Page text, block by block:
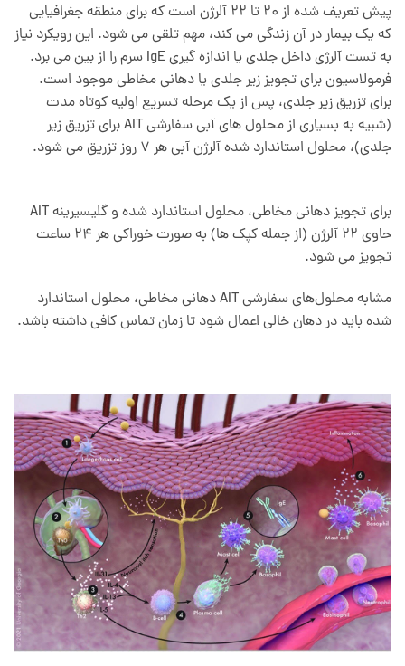
پیش تعریف شده از 20 تا 22 آلرژن است که برای منطقه جغرافیایی
که یک بیمار در آن زندگی می کند، مهم تلقی می شود. این رویکرد نیاز
به تست آلرژی داخل جلدی یا اندازه گیری IgE سرم را از بین می برد.
فرمولاسیون برای تجویز زیر جلدی یا دهانی مخاطی موجود است.
برای تزریق زیر جلدی، پس از یک مرحله تسریع اولیه کوتاه مدت
(شبیه به بسیاری از محلول های آبی سفارشی AIT برای تزریق زیر
جلدی)، محلول استاندارد شده آلرژن آبی هر 7 روز تزریق می شود.
برای تجویز دهانی مخاطی، محلول استاندارد شده و گلیسیرینه AIT
حاوی 22 آلرژن (از جمله کپک ها) به صورت خوراکی هر 24 ساعت
تجویز می شود.
مشابه محلول‌های سفارشی AIT دهانی مخاطی، محلول استاندارد
شده باید در دهان خالی اعمال شود تا زمان تماس کافی داشته باشد.